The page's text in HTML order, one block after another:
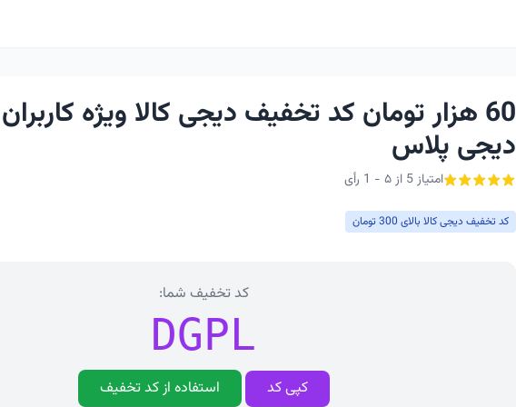
60 هزار تومان کد تخفیف دیجی کالا ویژه کاربران
دیجی پلاس
امتیاز 5 از ۵ - 1 رأی
کد تخفیف دیجی کالا بالای 300 تومان
کد تخفیف شما:
DGPL
کپی کد استفاده از کد تخفیف